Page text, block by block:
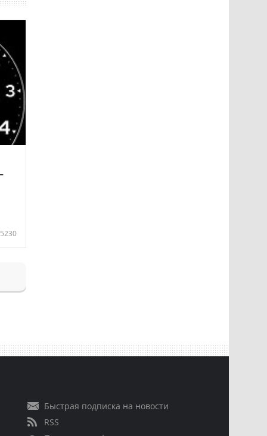
5230
Быстрая подписка на новости
RSS